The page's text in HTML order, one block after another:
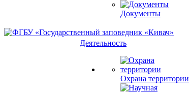
Документы
Деятельность
Охрана территории